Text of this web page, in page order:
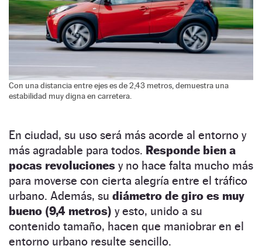
Con una distancia entre ejes es de 2,43 metros, demuestra una
estabilidad muy digna en carretera.
En ciudad, su uso será más acorde al entorno y
más agradable para todos. Responde bien a
pocas revoluciones y no hace falta mucho más
para moverse con cierta alegría entre el tráfico
urbano. Además, su diámetro de giro es muy
bueno (9,4 metros) y esto, unido a su
contenido tamaño, hacen que maniobrar en el
entorno urbano resulte sencillo.